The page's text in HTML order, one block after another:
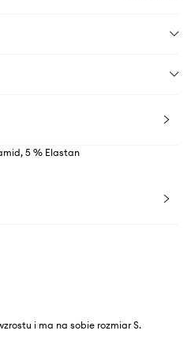
5 % Elastan
i ma na sobie rozmiar S.